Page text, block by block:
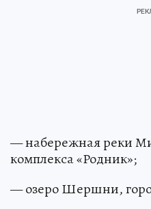
— набережная реки
комплекса «Родник»;
— озеро Шершни,